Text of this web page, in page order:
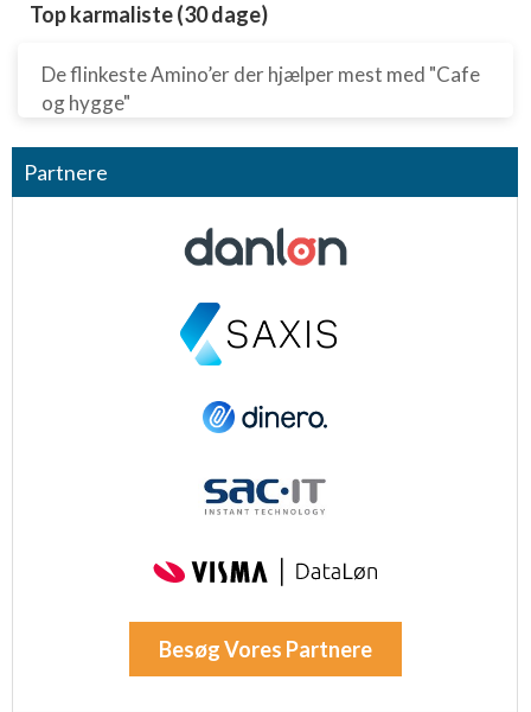
Top karmaliste (30 dage)
De flinkeste Amino’er der hjælper mest med "Cafe
og hygge"
Partnere
Besøg Vores Partnere